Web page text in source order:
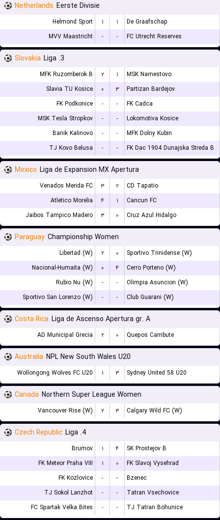
Netherlands Eerste Divisie
Helmond Sport ۱ ۱
De Graafschap
MVV Maastricht
- - FC Utrecht Reserves
Slovakia 3. Liga
MFK Ruzomberok B ۲ ۱
MSK Namestovo
Slavia TU Kosice
۰ ۳
Partizan Bardejov
FK Podkonice
- -
FK Cadca
MSK Tesla Stropkov
- -
Lokomotiva Kosice
Banik Kalinovo
- -
MFK Dolny Kubin
TJ Kovo Belusa
- - FK Dac 1904 Dunajska Streda B
Mexico Liga de Expansion MX Apertura
Venados Merida FC ۳ ۲
CD Tapatio
Atletico Morelia
۴ ۱
Cancun FC
Jaibos Tampico Madero
۳ ۰ Cruz Azul Hidalgo
Paraguay Championship Women
Libertad (W) ۲ ۰
Sportivo Trinidense (W)
Nacional-Humaita (W)
۰ ۴
Cerro Porteno (W)
Rubio Nu (W)
- -
Olimpia Asuncion (W)
Sportivo San Lorenzo (W)
- - Club Guarani (W)
Costa Rica Liga de Ascenso Apertura gr. A
AD Municipal Grecia ۲ ۰ Quepos Cambute
Australia NPL New South Wales U20
Wollongong Wolves FC U20 ۱ ۳ Sydney United 58 U20
Canada Northern Super League Women
Vancouver Rise (W) ۲ ۳ Calgary Wild FC (W)
Czech Republic 4. Liga
Brumov ۱ ۴
SK Prostejov B
FK Meteor Praha VIII
۱ ۰
FK Slavoj Vysehrad
FK Kozlovice
- -
Bzenec
TJ Sokol Lanzhot
- -
Tatran Vsechovice
FC Spartak Velka Bites
- - TJ Tatran Bohunice